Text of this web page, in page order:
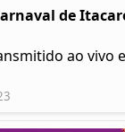
de
ao vivo